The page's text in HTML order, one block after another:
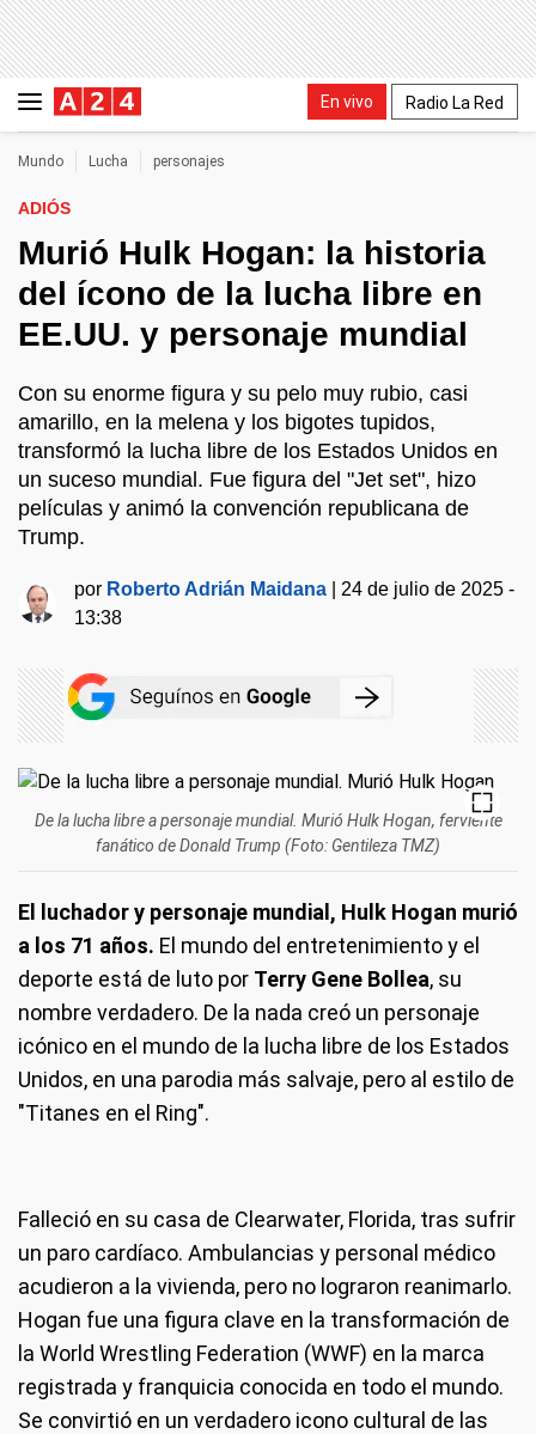
En vivo Radio La Red
Mundo Lucha personajes
ADIÓS
Murió Hulk Hogan: la historia
del ícono de la lucha libre en
EE.UU. y personaje mundial
Con su enorme figura y su pelo muy rubio, casi
amarillo, en la melena y los bigotes tupidos,
transformó la lucha libre de los Estados Unidos en
un suceso mundial. Fue figura del "Jet set", hizo
películas y animó la convención republicana de
Trump.
por Roberto Adrián Maidana
24 de julio de 2025 -
13:38
De la lucha libre a personaje mundial. Murió Hulk Hogan, ferviente
fanático de Donald Trump (Foto: Gentileza TMZ)
El luchador y personaje mundial, Hulk Hogan murió
a los 71 años. El mundo del entretenimiento y el
deporte está de luto por Terry Gene Bollea, su
nombre verdadero. De la nada creó un personaje
icónico en el mundo de la lucha libre de los Estados
Unidos, en una parodia más salvaje, pero al estilo de
"Titanes en el Ring".
Falleció en su casa de Clearwater, Florida, tras sufrir
un paro cardíaco. Ambulancias y personal médico
acudieron a la vivienda, pero no lograron reanimarlo.
Hogan fue una figura clave en la transformación de
la World Wrestling Federation (WWF) en la marca
registrada y franquicia conocida en todo el mundo.
Se convirtió en un verdadero icono cultural de las